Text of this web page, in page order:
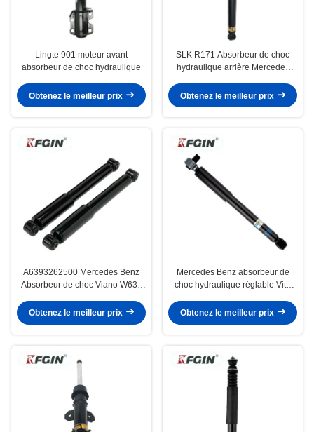
Lingte 901 moteur avant
absorbeur de choc hydraulique
Obtenez le meilleur prix
SLK R171 Absorbeur de choc
hydraulique arrière Mercedes
Obtenez le meilleur prix
A6393262500 Mercedes Benz
Absorbeur de choc Viano W636
Obtenez le meilleur prix
Mercedes Benz absorbeur de
choc hydraulique réglable Vito
Obtenez le meilleur prix